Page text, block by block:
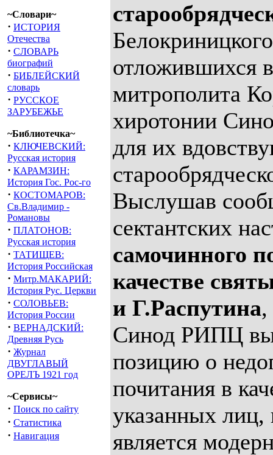
~Словари~
· ИСТОРИЯ
Отечества
· СЛОВАРЬ
биографий
· БИБЛЕЙСКИЙ
словарь
· РУССКОЕ
ЗАРУБЕЖЬЕ
~Библиотечка~
· КЛЮЧЕВСКИЙ:
Русская история
· КАРАМЗИН:
История Гос. Рос-го
· КОСТОМАРОВ:
Св.Владимир -
Романовы
· ПЛАТОНОВ:
Русская история
· ТАТИЩЕВ:
История Российская
· Митр.МАКАРИЙ:
История Рус. Церкви
· СОЛОВЬЕВ:
История России
· ВЕРНАДСКИЙ:
Древняя Русь
· Журнал
ДВУГЛАВЫЙ
ОРЕЛЪ 1921 год
~Сервисы~
· Поиск по сайту
· Статистика
· Навигация
отложившихся
митрополита
хиротонии
для их
Выслушав
сектантских
самочинного
качестве
и Г.Распутина
Синод РИПЦ
позицию о
почитания в
указанных лиц,
является